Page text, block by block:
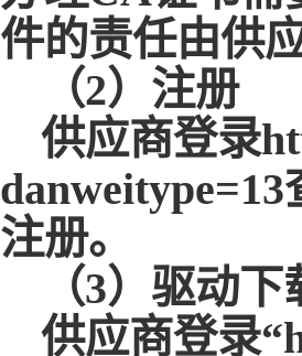
件的责任由供
（2）注册
供应商登录
注册。
（3）驱动下
供应商登录